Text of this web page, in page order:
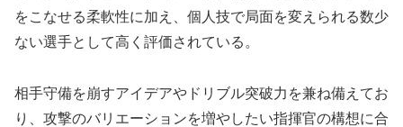
をこなせる柔軟性に加え、個人技で局面を変えられる数少
ない選手として高く評価されている。
相手守備を崩すアイデアやドリブル突破力を兼ね備えてお
り、攻撃のバリエーションを増やしたい指揮官の構想に合